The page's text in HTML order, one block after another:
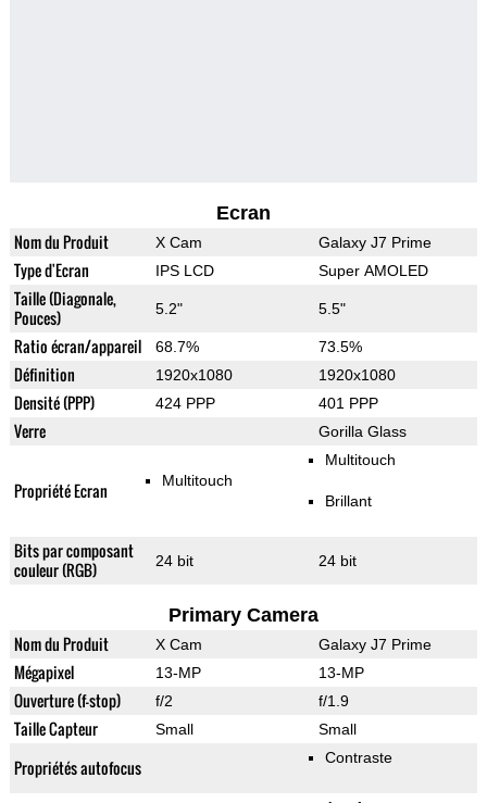
Ecran
Nom du Produit X Cam Galaxy J7 Prime
Type d'Ecran IPS LCD Super AMOLED
Taille (Diagonale,
Pouces)
5.2" 5.5"
Ratio écran/appareil 68.7% 73.5%
Définition 1920x1080 1920x1080
Densité (PPP) 424 PPP 401 PPP
Verre Gorilla Glass
Propriété Ecran Multitouch
Multitouch
Brillant
Bits par composant
couleur (RGB)
24 bit 24 bit
Primary Camera
Nom du Produit X Cam Galaxy J7 Prime
Mégapixel 13-MP 13-MP
Ouverture (f-stop) f/2 f/1.9
Taille Capteur Small Small
Propriétés autofocus Contraste